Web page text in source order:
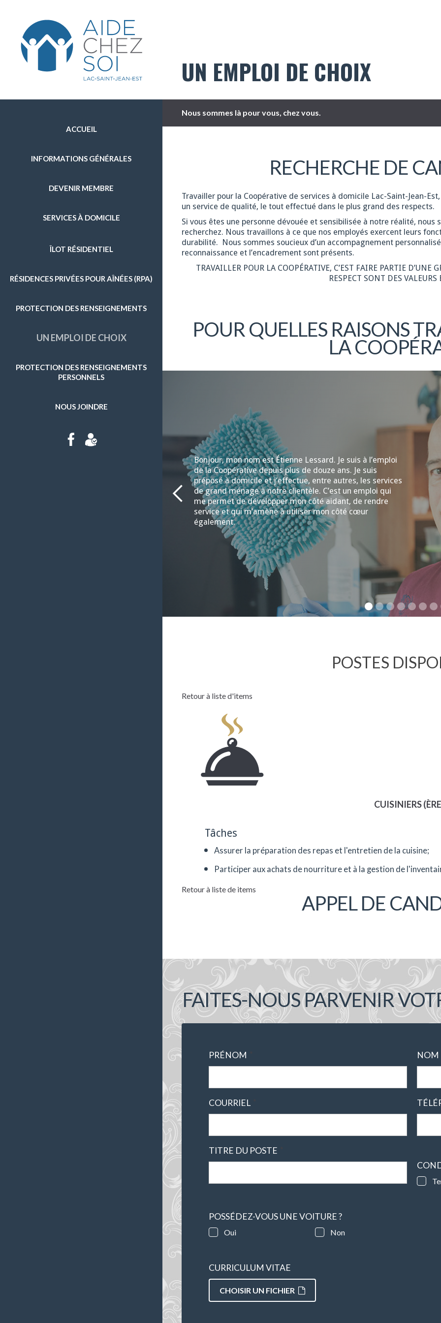
ACCUEIL
INFORMATIONS GÉNÉRALES
DEVENIR MEMBRE
SERVICES À DOMICILE
PRÉPARATION DE REPAS
APPROVISIONNEMENT ET AUTRES COURSES
ÎLOT RÉSIDENTIEL
RÉSIDENCES PRIVÉES POUR AÎNÉES (RPA)
PROTECTION DES RENSEIGNEMENTS
UN EMPLOI DE CHOIX
PROTECTION DES RENSEIGNEMENTS
PERSONNELS
NOUS JOINDRE
FACEBOOK
UN EMPLOI DE CHOIX
Nous sommes là pour vous, chez vous.
RECHERCHE DE
Travailler pour la Coopérative de services à domicile Lac-Saint-Jean-
un service de qualité, le tout effectué dans le plus grand des respects.
Si vous êtes une personne dévouée et sensibilisée à notre réalité, nous
recherchez. Nous travaillons à ce que nos employés exercent leurs
durabilité. Nous sommes soucieux d’un accompagnement
reconnaissance et l’encadrement sont présents.
TRAVAILLER POUR LA COOPÉRATIVE, C’EST FAIRE PARTIE
RESPECT SONT DES VALEURS
POUR QUELLES RAISONS
LA
Bonjour, mon nom est Étienne Lessard. Je suis à l’emploi
de la Coopérative depuis plus de douze ans. Je suis
préposé à domicile et j’effectue, entre autres, les services
de grand ménage à notre clientèle. C’est un emploi qui
me permet de développer mon côté aidant, de rendre
service et qui m’amène à utiliser mon côté cœur
également.
POSTES
Retour à liste d'items
CUISINIERS
Tâches
Assurer la préparation des repas et l'entretien de la cuisine;
Participer aux achats de nourriture et à la gestion de
Retour à liste de items
APPEL DE
FAITES-NOUS PARVENIR
PRÉNOM NOM
COURRIEL
TITRE DU POSTE
POSSÉDEZ-VOUS UNE VOITURE ?
Oui Non
CURRICULUM VITAE
CHOISIR UN FICHIER